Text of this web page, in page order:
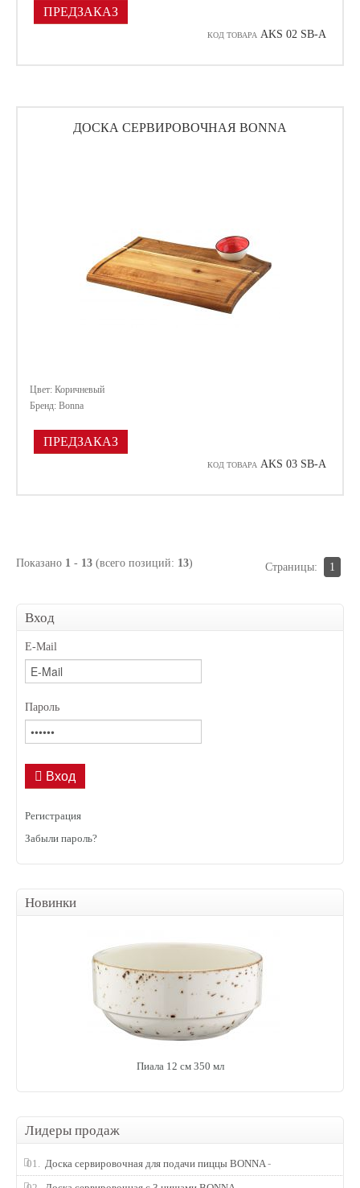
ПРЕДЗАКАЗ
КОД ТОВАРА AKS 02 SB-A
ДОСКА СЕРВИРОВОЧНАЯ BONNA
Цвет: Коричневый
Бренд: Bonna
ПРЕДЗАКАЗ
КОД ТОВАРА AKS 03 SB-A
Страницы: 1
Показано 1 - 13 (всего позиций: 13)
Вход
E-Mail
Пароль
Вход
Регистрация
Забыли пароль?
Новинки
Пиала 12 см 350 мл
Лидеры продаж
01. Доска сервировочная для подачи пиццы BONNA-